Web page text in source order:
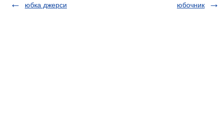
юбка джерси юбочник